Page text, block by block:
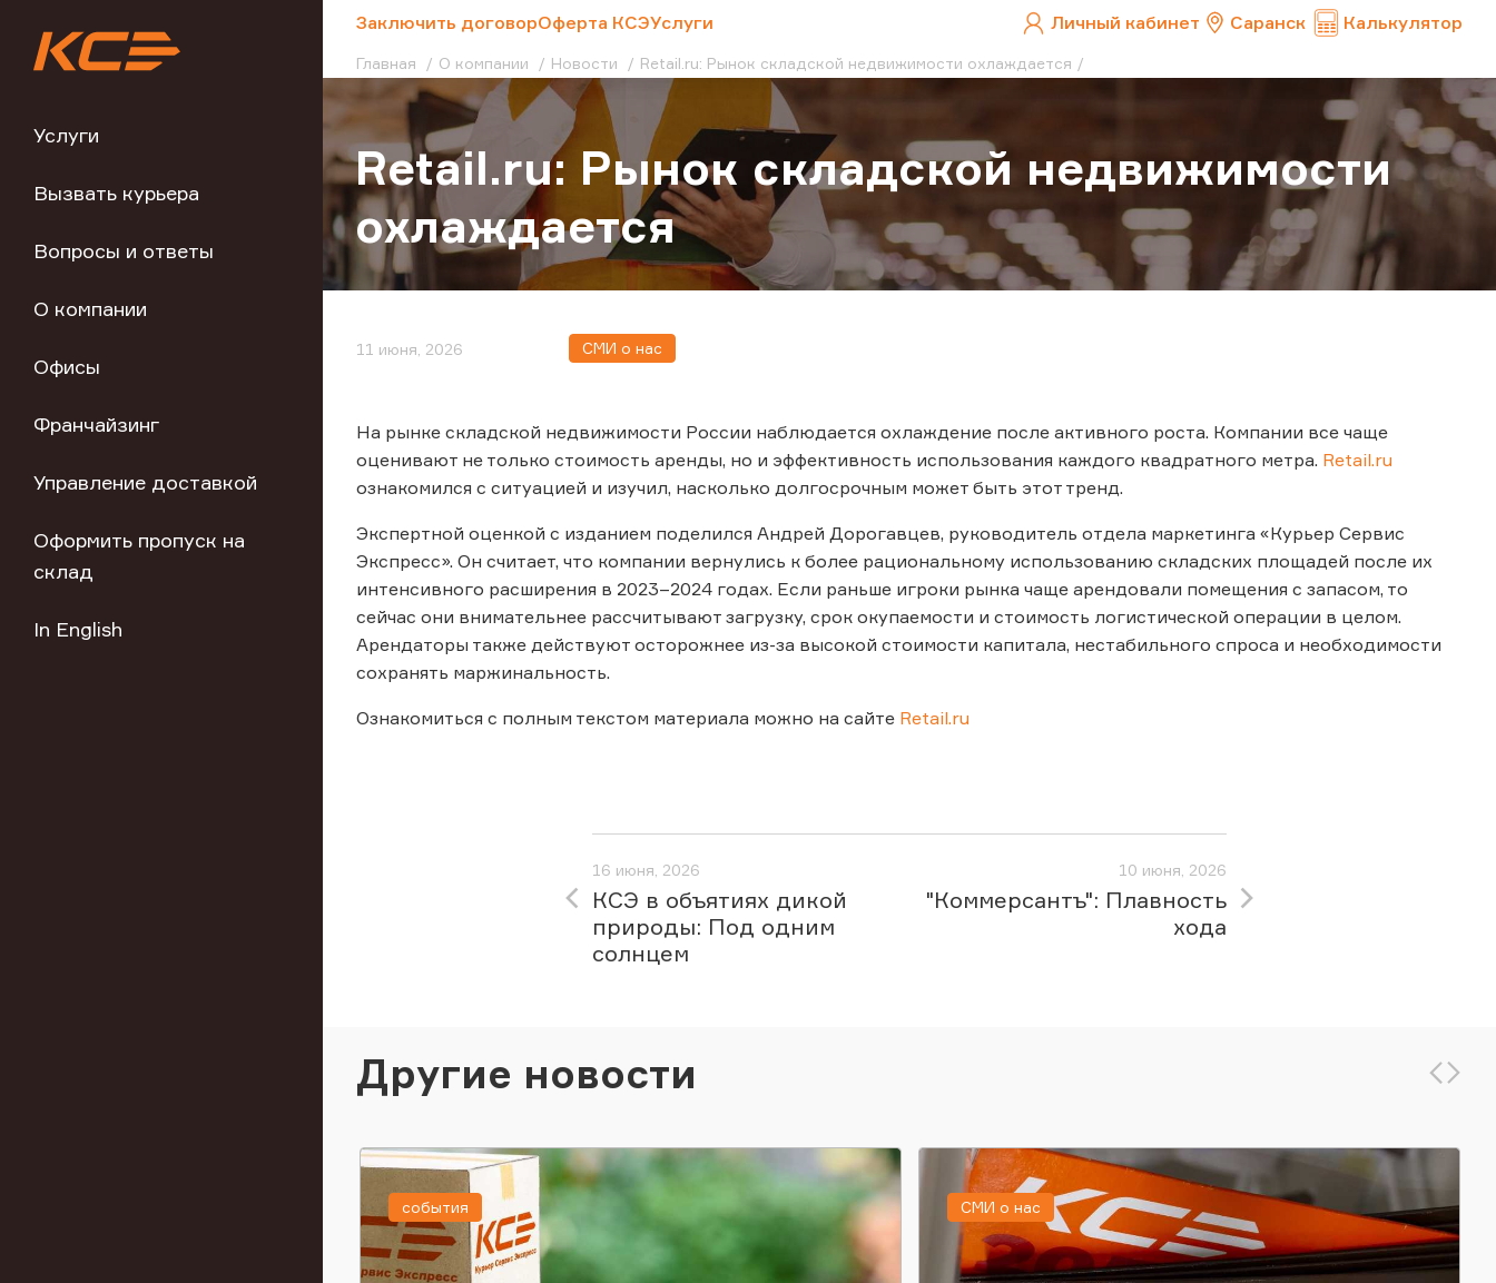
Услуги
Вызвать курьера
Вопросы и ответы
О компании
Офисы
Франчайзинг
Управление доставкой
Оформить пропуск на
склад
In English
Заключить договорОферта КСЭУслуги Личный кабинет Саранск Калькулятор
Главная О компании Новости Retail.ru: Рынок складской недвижимости охлаждается
Retail.ru: Рынок складской недвижимости
охлаждается
11 июня, 2026 СМИ о нас
На рынке складской недвижимости России наблюдается охлаждение после активного роста. Компании все чаще
оценивают не только стоимость аренды, но и эффективность использования каждого квадратного метра. Retail.ru
ознакомился с ситуацией и изучил, насколько долгосрочным может быть этот тренд.
Экспертной оценкой с изданием поделился Андрей Дорогавцев, руководитель отдела маркетинга «Курьер Сервис
Экспресс». Он считает, что компании вернулись к более рациональному использованию складских площадей после их
интенсивного расширения в 2023–2024 годах. Если раньше игроки рынка чаще арендовали помещения с запасом, то
сейчас они внимательнее рассчитывают загрузку, срок окупаемости и стоимость логистической операции в целом.
Арендаторы также действуют осторожнее из-за высокой стоимости капитала, нестабильного спроса и необходимости
сохранять маржинальность.
Ознакомиться с полным текстом материала можно на сайте Retail.ru
16 июня, 2026
КСЭ в объятиях дикой
природы: Под одним
солнцем
10 июня, 2026
"Коммерсантъ": Плавность
хода
Другие новости
события СМИ о нас